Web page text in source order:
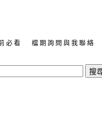
必看 檔期詢問與我聯絡